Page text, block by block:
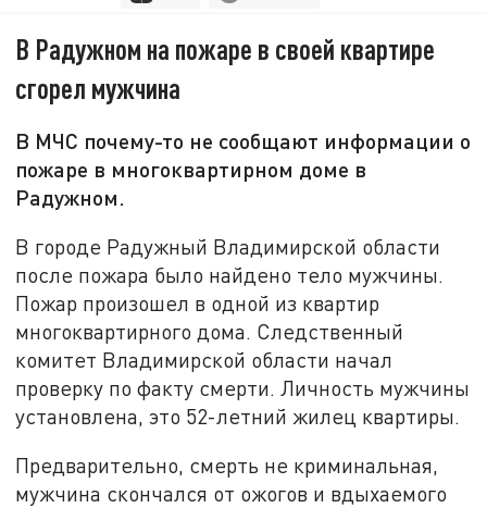
В Радужном на пожаре в своей квартире
сгорел мужчина
В МЧС почему-то не сообщают информации о
пожаре в многоквартирном доме в
Радужном.
В городе Радужный Владимирской области
после пожара было найдено тело мужчины.
Пожар произошел в одной из квартир
многоквартирного дома. Следственный
комитет Владимирской области начал
проверку по факту смерти. Личность мужчины
установлена, это 52-летний жилец квартиры.
Предварительно, смерть не криминальная,
мужчина скончался от ожогов и вдыхаемого